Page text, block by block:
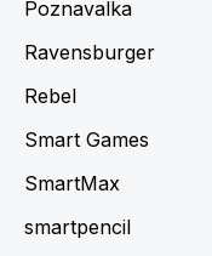
Poznavalka
Ravensburger
Rebel
Smart Games
SmartMax
smartpencil